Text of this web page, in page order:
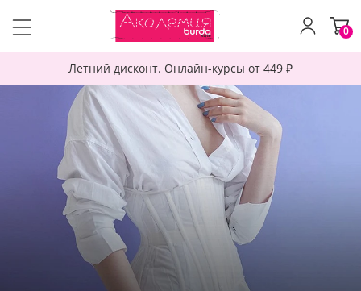
Летний дисконт. Онлайн-курсы от 449 ₽
0